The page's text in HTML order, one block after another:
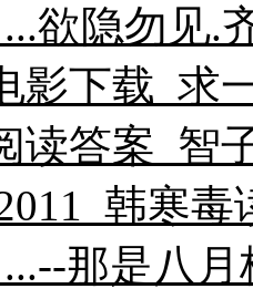
欲隐勿见.
影下载_求
读答案_智
韩寒
那是八